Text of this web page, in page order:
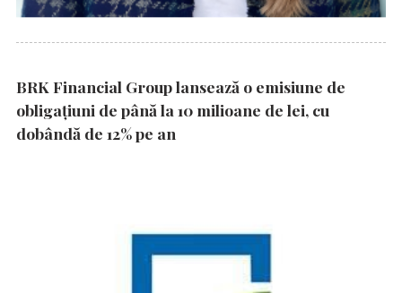
BRK Financial Group lansează o emisiune de
obligațiuni de până la 10 milioane de lei, cu
dobândă de 12% pe an